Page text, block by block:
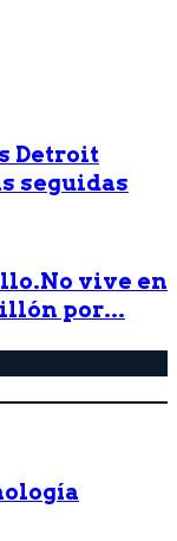
Detroit
seguidas
vive en
por...